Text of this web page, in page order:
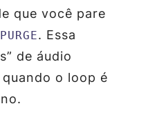
que você pare
. Essa
de áudio
o loop é